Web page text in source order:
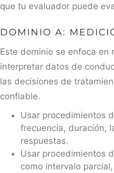
que tu evaluador puede
DOMINIO A:
Este dominio se enfoca en
interpretar datos de
las decisiones de
confiable.
Usar procedimientos
frecuencia, duración,
respuestas.
Usar procedimientos
como intervalo